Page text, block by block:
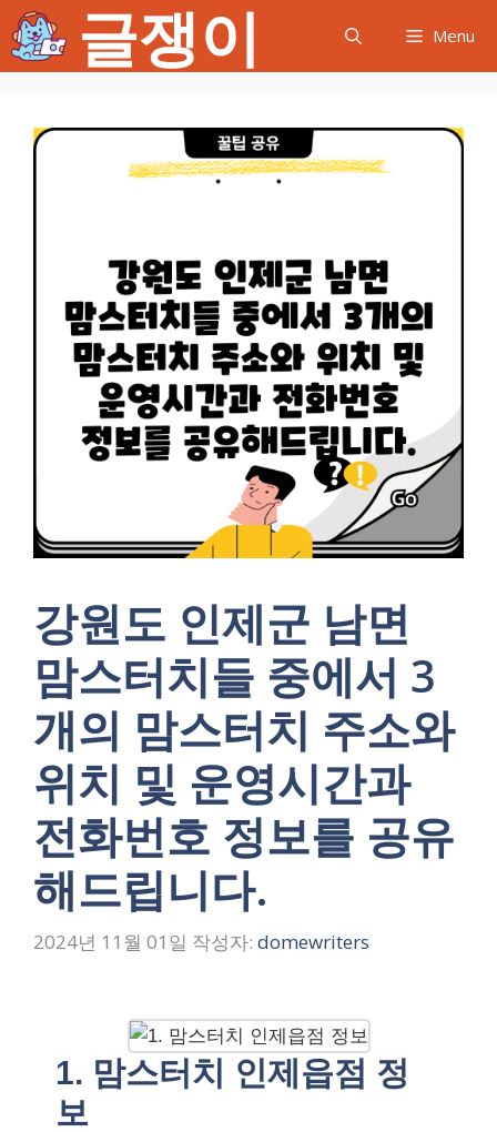
텐
츠
글쟁이 Menu
강원도 인제군 남면
맘스터치들 중에서 3
개의 맘스터치 주소와
위치 및 운영시간과
전화번호 정보를 공유
해드립니다.
2024년 11월 01일 작성자: domewriters
1. 맘스터치 인제읍점 정
보